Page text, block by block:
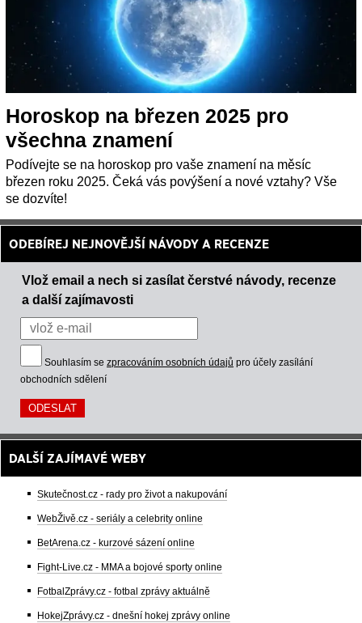
Horoskop na březen 2025 pro
všechna znamení
Podívejte se na horoskop pro vaše znamení na měsíc
březen roku 2025. Čeká vás povýšení a nové vztahy? Vše
se dozvíte!
ODEBÍREJ NEJNOVĚJŠÍ NÁVODY A RECENZE
Vlož email a nech si zasílat čerstvé návody, recenze
a další zajímavosti
Souhlasím se zpracováním osobních údajů pro účely zasílání
obchodních sdělení
DALŠÍ ZAJÍMAVÉ WEBY
Skutečnost.cz - rady pro život a nakupování
WebŽivě.cz - seriály a celebrity online
BetArena.cz - kurzové sázení online
Fight-Live.cz - MMA a bojové sporty online
FotbalZprávy.cz - fotbal zprávy aktuálně
HokejZprávy.cz - dnešní hokej zprávy online